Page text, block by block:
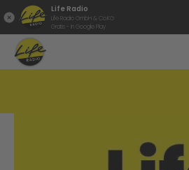
Life Radio
Life Radio GmbH & Co.KG
Gratis - in Google Play